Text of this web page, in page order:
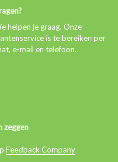
helpen je graag. Onze
is te bereiken per
e-mail en telefoon.
zeggen
Feedback Company